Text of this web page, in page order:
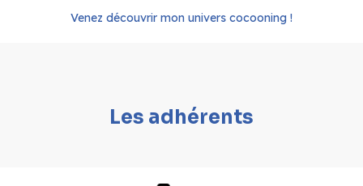
Venez découvrir mon univers cocooning !
Les adhérents